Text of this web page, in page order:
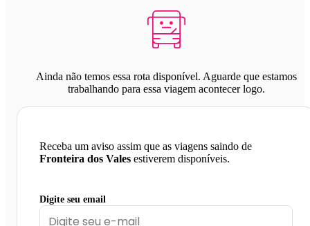
Ainda não temos essa rota disponível. Aguarde que estamos
trabalhando para essa viagem acontecer logo.
Receba um aviso assim que as viagens saindo de
Fronteira dos Vales estiverem disponíveis.
Digite seu email